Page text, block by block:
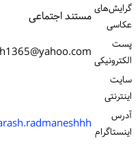
گرایش‌های
عکاسی
مستند اجتماعی
پست
الكترونیكی
سایت
اینترنتی
آدرس
اینستاگرام